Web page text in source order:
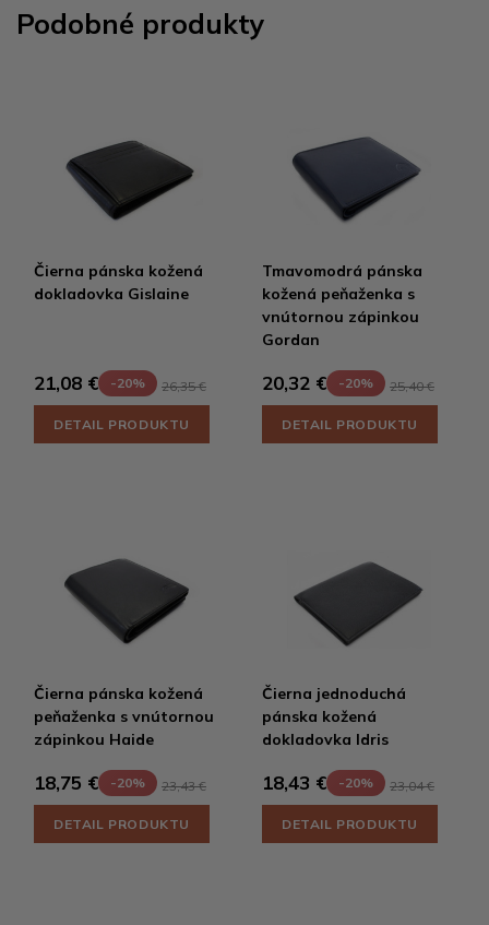
Podobné produkty
Čierna pánska kožená
dokladovka Gislaine
21,08 € -20% 26,35 €
DETAIL PRODUKTU
Tmavomodrá pánska
kožená peňaženka s
vnútornou zápinkou
Gordan
20,32 € -20% 25,40 €
DETAIL PRODUKTU
Čierna pánska kožená
peňaženka s vnútornou
zápinkou Haide
18,75 € -20% 23,43 €
DETAIL PRODUKTU
Čierna jednoduchá
pánska kožená
dokladovka Idris
18,43 € -20% 23,04 €
DETAIL PRODUKTU